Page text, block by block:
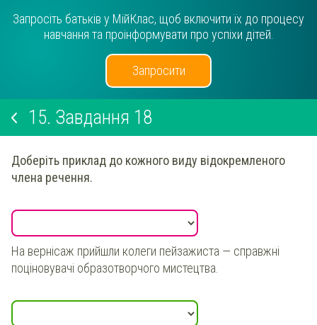
Запросіть батьків у МійКлас, щоб включити їх до процесу
навчання та проінформувати про успіхи дітей.
Запросити
15. Завдання 18
Доберіть приклад до кожного виду відокремленого
члена речення.
На вернісаж прийшли колеги пейзажиста — справжні
поціновувачі образотворчого мистецтва.